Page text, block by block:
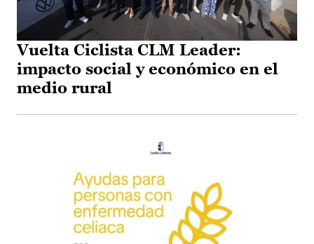
Vuelta Ciclista CLM Leader:
impacto social y económico en el
medio rural